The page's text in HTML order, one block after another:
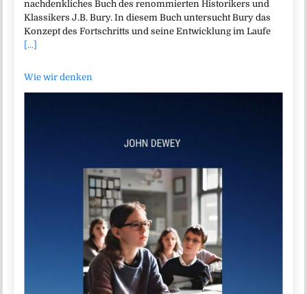
nachdenkliches Buch des renommierten Historikers und
Klassikers J.B. Bury. In diesem Buch untersucht Bury das
Konzept des Fortschritts und seine Entwicklung im Laufe
[...]
Wie wir denken